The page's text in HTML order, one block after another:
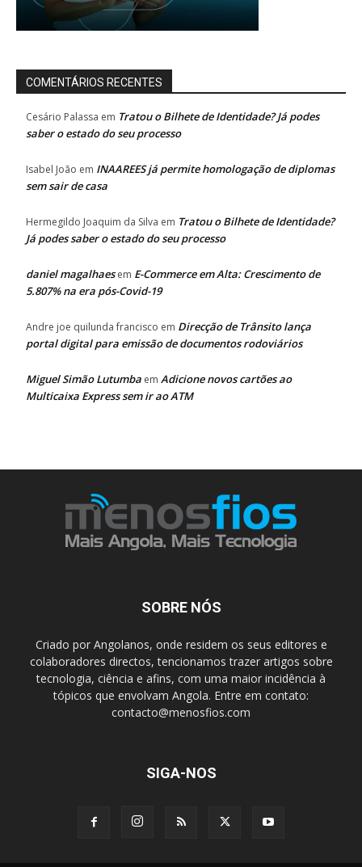
COMENTÁRIOS RECENTES
Cesário Palassa em Tratou o Bilhete de Identidade? Já podes
saber o estado do seu processo
Isabel João em INAAREES já permite homologação de diplomas
sem sair de casa
Hermegildo Joaquim da Silva em Tratou o Bilhete de Identidade?
Já podes saber o estado do seu processo
daniel magalhaesem E-Commerce em Alta: Crescimento de
5.807% na era pós-Covid-19
Andre joe quilunda francisco em Direcção de Trânsito lança
portal digital para emissão de documentos rodoviários
Miguel Simão Lutumba em Adicione novos cartões ao
Multicaixa Express sem ir ao ATM
SOBRE NÓS
Criado por Angolanos, onde residem os seus editores e
colaboradores directos, tencionamos trazer artigos sobre
tecnologia, ciência e afins, com uma maior incidência à
tópicos que envolvam Angola. Entre em contato:
contacto@menosfios.com
SIGA-NOS